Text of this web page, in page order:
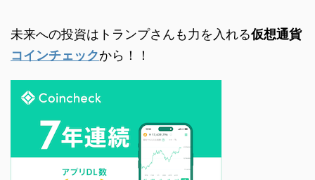
コインチェック から！！